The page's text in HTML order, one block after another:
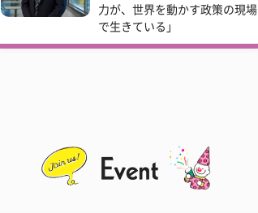
力が、世界を動かす政策の現場
で生きている」